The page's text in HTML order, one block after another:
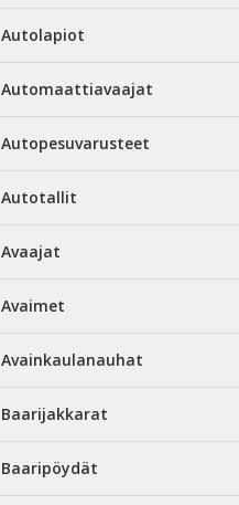
Autolapiot
Automaattiavaajat
Autopesuvarusteet
Autotallit
Avaajat
Avaimet
Avainkaulanauhat
Baarijakkarat
Baaripöydät